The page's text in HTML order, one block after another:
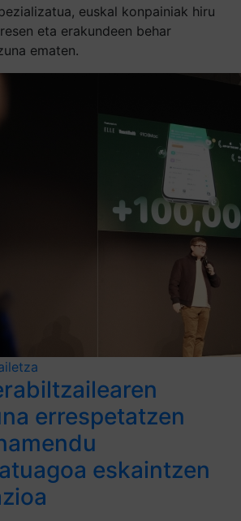
euskal konpainiak hiru
eta erakundeen behar
ematen.
errespetatzen
eskaintzen